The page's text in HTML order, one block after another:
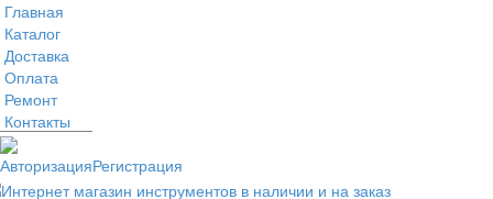
Главная
Каталог
Доставка
Оплата
Ремонт
Контакты
АвторизацияРегистрация